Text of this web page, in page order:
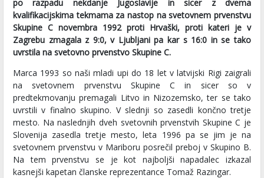
po razpadu nekdanje Jugoslavije in sicer z dvema
kvalifikacijskima tekmama za nastop na svetovnem prvenstvu
Skupine C novembra 1992 proti Hrvaški, proti kateri je v
Zagrebu zmagala z 9:0, v Ljubljani pa kar s 16:0 in se tako
uvrstila na svetovno prvenstvo Skupine C.
Marca 1993 so naši mladi upi do 18 let v latvijski Rigi zaigrali
na svetovnem prvenstvu Skupine C in sicer so v
predtekmovanju premagali Litvo in Nizozemsko, ter se tako
uvrstili v finalno skupino. V slednji so zasedli končno tretje
mesto. Na naslednjih dveh svetovnih prvenstvih Skupine C je
Slovenija zasedla tretje mesto, leta 1996 pa se jim je na
svetovnem prvenstvu v Mariboru posrečil preboj v Skupino B.
Na tem prvenstvu se je kot najboljši napadalec izkazal
kasnejši kapetan članske reprezentance Tomaž Razingar.